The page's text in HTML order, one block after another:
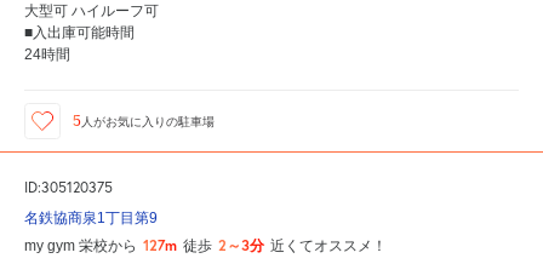
大型可 ハイルーフ可
■入出庫可能時間
24時間
5人がお気に入りの駐車場
ID:305120375
名鉄協商泉1丁目第9
my gym 栄校から 127m 徒歩 2～3分 近くてオススメ！